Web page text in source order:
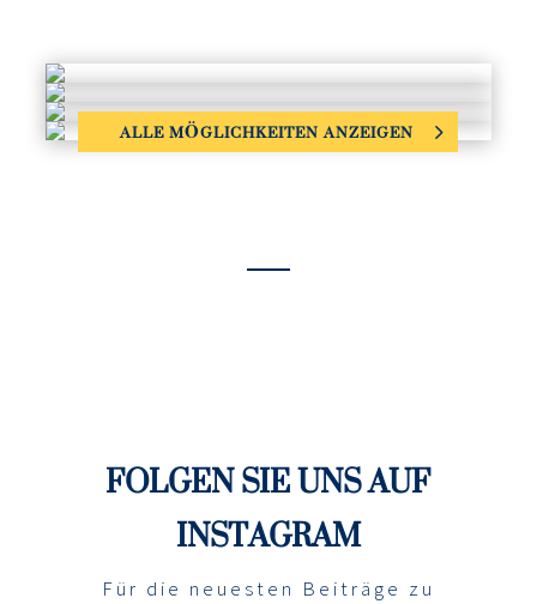
ALLE MÖGLICHKEITEN ANZEIGEN
FOLGEN SIE UNS AUF
INSTAGRAM
Für die neuesten Beiträge zu